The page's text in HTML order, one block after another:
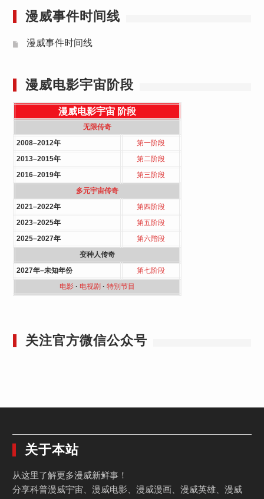
漫威事件时间线
漫威事件时间线
漫威电影宇宙阶段
漫威电影宇宙 阶段
无限传奇
2008–2012年
第一阶段
2013–2015年
第二阶段
2016–2019年
第三阶段
多元宇宙传奇
2021–2022年
第四阶段
2023–2025年
第五阶段
2025–2027年
第六階段
变种人传奇
2027年–未知年份
第七阶段
电影· 电视剧 · 特別节目
关注官方微信公众号
关于本站
从这里了解更多漫威新鲜事！
分享科普漫威宇宙、漫威电影、漫威漫画、漫威英雄、漫威